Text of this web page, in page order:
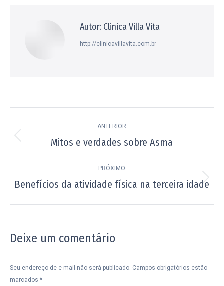
Autor: Clinica Villa Vita
http://clinicavillavita.com.br
de
ANTERIOR
Post
Mitos e verdades sobre Asma
PRÓXIMO
Próximo
Benefícios da atividade física na terceira idade
Deixe um comentário
Seu endereço de e-mail não será publicado. Campos obrigatórios estão
marcados *